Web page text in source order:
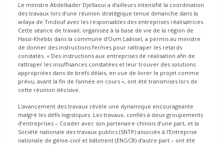
Le ministre Abdelkader Djellaoui a d’ailleurs intensifié la coordination
des travaux lors d’une réunion stratégique tenue dimanche dans la
wilaya de Tindouf avec les responsables des entreprises réalisatrices.
Cette séance de travail, organisée à la base de vie de la région de
Hassi-Khebbi dans la commune d’Oum Laâssel, a permis au ministre
de donner des instructions fermes pour rattraper les retards
constatés. « Des instructions aux entreprises de réalisation afin de
rattraper les insuffisances constatées et leur trouver des solutions
appropriées dans de brefs délais, en vue de livrer le projet comme
prévu, avant la fin de l’année en cours », ont été transmises lors de
cette réunion décisive.
L’avancement des travaux révèle une dynamique encourageante
malgré les défis logistiques. Les travaux, confiés à deux groupements
d’entreprises – Cosider avec son partenaire chinois d’une part, et la
Société nationale des travaux publics (SNTP) associée à l’Entreprise
nationale de génie-civil et bâtiment (ENGCB) d’autre part – ont été